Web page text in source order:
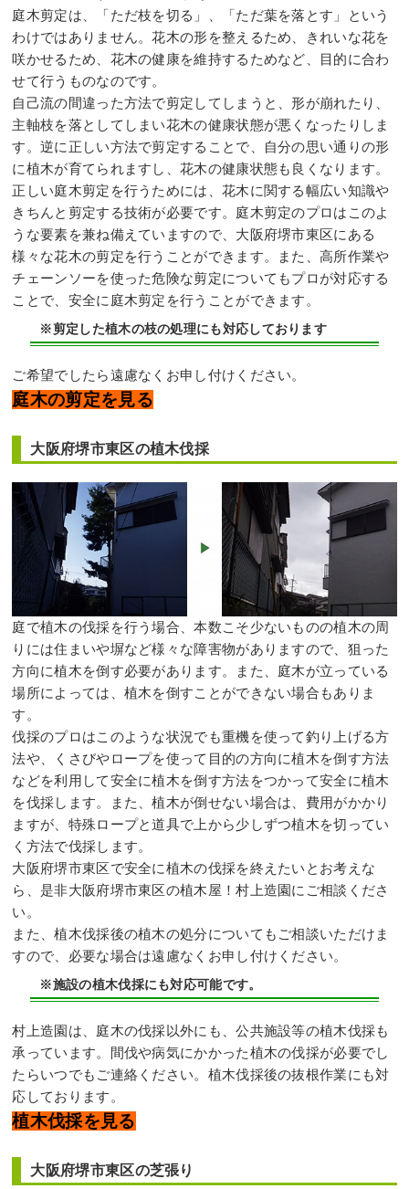
庭木剪定は、「ただ枝を切る」、「ただ葉を落とす」という
わけではありません。花木の形を整えるため、きれいな花を
咲かせるため、花木の健康を維持するためなど、目的に合わ
せて行うものなのです。
自己流の間違った方法で剪定してしまうと、形が崩れたり、
主軸枝を落としてしまい花木の健康状態が悪くなったりしま
す。逆に正しい方法で剪定することで、自分の思い通りの形
に植木が育てられますし、花木の健康状態も良くなります。
正しい庭木剪定を行うためには、花木に関する幅広い知識や
きちんと剪定する技術が必要です。庭木剪定のプロはこのよ
うな要素を兼ね備えていますので、大阪府堺市東区にある
様々な花木の剪定を行うことができます。また、高所作業や
チェーンソーを使った危険な剪定についてもプロが対応する
ことで、安全に庭木剪定を行うことができます。
※剪定した植木の枝の処理にも対応しております
ご希望でしたら遠慮なくお申し付けください。
庭木の剪定を見る
大阪府堺市東区の植木伐採
庭で植木の伐採を行う場合、本数こそ少ないものの植木の周
りには住まいや塀など様々な障害物がありますので、狙った
方向に植木を倒す必要があります。また、庭木が立っている
場所によっては、植木を倒すことができない場合もありま
す。
伐採のプロはこのような状況でも重機を使って釣り上げる方
法や、くさびやロープを使って目的の方向に植木を倒す方法
などを利用して安全に植木を倒す方法をつかって安全に植木
を伐採します。また、植木が倒せない場合は、費用がかかり
ますが、特殊ロープと道具で上から少しずつ植木を切ってい
く方法で伐採します。
大阪府堺市東区で安全に植木の伐採を終えたいとお考えな
ら、是非大阪府堺市東区の植木屋！村上造園にご相談くださ
い。
また、植木伐採後の植木の処分についてもご相談いただけま
すので、必要な場合は遠慮なくお申し付けください。
※施設の植木伐採にも対応可能です。
村上造園は、庭木の伐採以外にも、公共施設等の植木伐採も
承っています。間伐や病気にかかった植木の伐採が必要でし
たらいつでもご連絡ください。植木伐採後の抜根作業にも対
応しております。
植木伐採を見る
大阪府堺市東区の芝張り